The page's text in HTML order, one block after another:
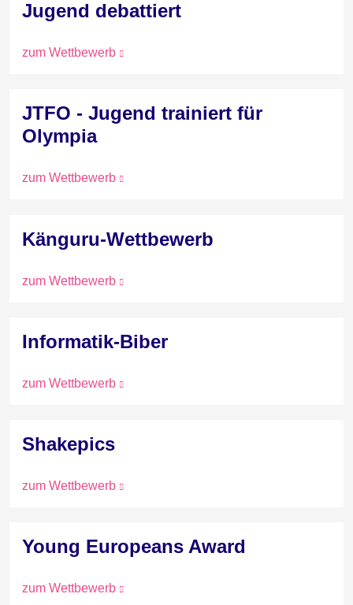
Jugend debattiert
zum Wettbewerb
JTFO - Jugend trainiert für
Olympia
zum Wettbewerb
Känguru-Wettbewerb
zum Wettbewerb
Informatik-Biber
zum Wettbewerb
Shakepics
zum Wettbewerb
Young Europeans Award
zum Wettbewerb